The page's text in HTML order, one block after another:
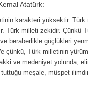
Atatürk:
karakteri yüksektir. Türk
Türk milleti zekidir. Çünkü
beraberlikle güçlükleri
çünkü, Türk milletinin
ve medeniyet yolunda,
tuttuğu meşale, müspet